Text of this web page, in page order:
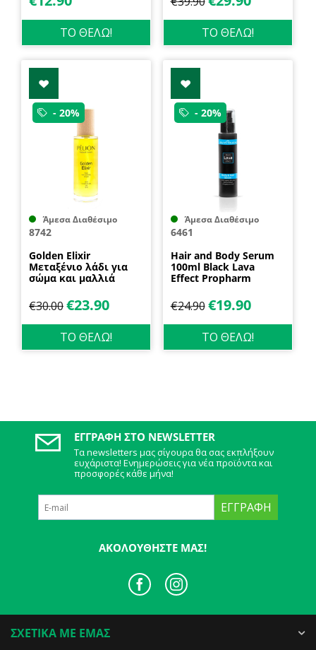
ΤΟ ΘΕΛΩ! ΤΟ ΘΕΛΩ!
- 20%
Άμεσα Διαθέσιμο
8742
Golden Elixir
Μεταξένιο λάδι για
σώμα και μαλλιά
€30.00€23.90
ΤΟ ΘΕΛΩ!
- 20%
Άμεσα Διαθέσιμο
6461
Hair and Body Serum
100ml Black Lava
Effect Propharm
€24.90 €19.90
ΤΟ ΘΕΛΩ!
ΕΓΓΡΑΦΉ ΣΤΟ NEWSLETTER
Τα newsletters μας σίγουρα θα σας εκπλήξουν
ευχάριστα! Ενημερώσεις για νέα προϊόντα και
προσφορές κάθε μήνα!
ΕΓΓΡΑΦΉ
ΑΚΟΛΟΥΘΉΣΤΕ ΜΑΣ!
ΣΧΕΤΙΚΑ ΜΕ ΕΜΑΣ